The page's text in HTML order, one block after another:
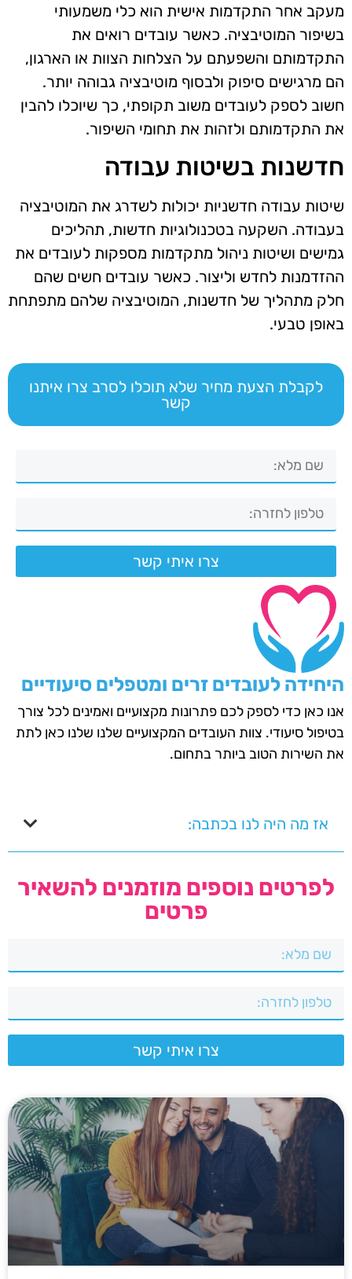
מעקב אחר התקדמות אישית הוא כלי משמעותי
בשיפור המוטיבציה. כאשר עובדים רואים את
התקדמותם והשפעתם על הצלחות הצוות או הארגון,
הם מרגישים סיפוק ולבסוף מוטיבציה גבוהה יותר.
חשוב לספק לעובדים משוב תקופתי, כך שיוכלו להבין
את התקדמותם ולזהות את תחומי השיפור.
חדשנות בשיטות עבודה
שיטות עבודה חדשניות יכולות לשדרג את המוטיבציה
בעבודה. השקעה בטכנולוגיות חדשות, תהליכים
גמישים ושיטות ניהול מתקדמות מספקות לעובדים את
ההזדמנות לחדש וליצור. כאשר עובדים חשים שהם
חלק מתהליך של חדשנות, המוטיבציה שלהם מתפתחת
באופן טבעי.
לקבלת הצעת מחיר שלא תוכלו לסרב צרו איתנו
קשר
צרו איתי קשר
היחידה לעובדים זרים ומטפלים סיעודיים
אנו כאן כדי לספק לכם פתרונות מקצועיים ואמינים לכל צורך
בטיפול סיעודי. צוות העובדים המקצועיים שלנו שלנו כאן לתת
את השירות הטוב ביותר בתחום.
אז מה היה לנו בכתבה:
לפרטים נוספים מוזמנים להשאיר
פרטים
צרו איתי קשר